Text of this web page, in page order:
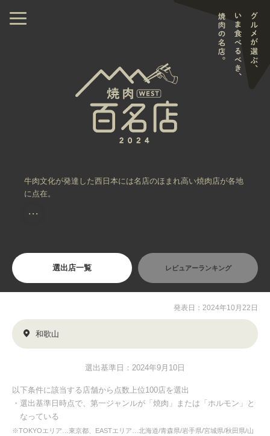
牛肉文化が発達した西日本には名店のほまれ高い焼肉店が各地
に点在。
・・・
選出店一覧 レビュアーランキング
発表日：2024年10月22日
和歌山
選出基準日：2024年9月10日
以下条件に該当する店舗から点数上位100店を選出
・選出基準日時点で、第一ジャンルが「焼肉」または「ホルモン」と
なっている
※TOKYOエリア…東京都、EASTエリア…北海道/青森県/岩手県/宮城県/秋田県/山